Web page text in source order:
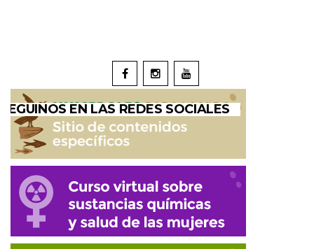
SEGUINOS EN LAS REDES SOCIALES